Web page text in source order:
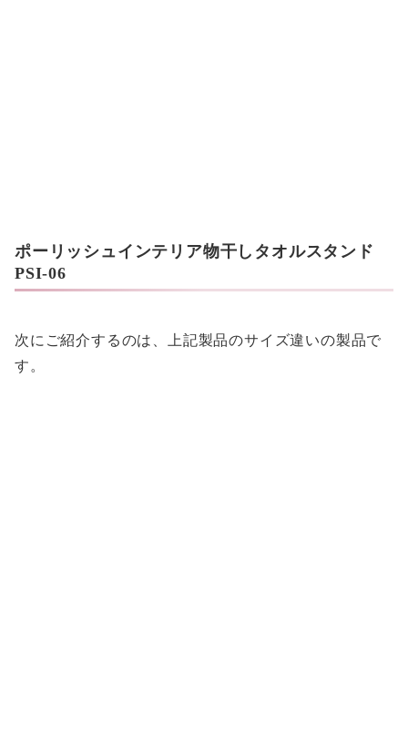
ポーリッシュインテリア物干しタオルスタンド
PSI-06
次にご紹介するのは、上記製品のサイズ違いの製品で
す。